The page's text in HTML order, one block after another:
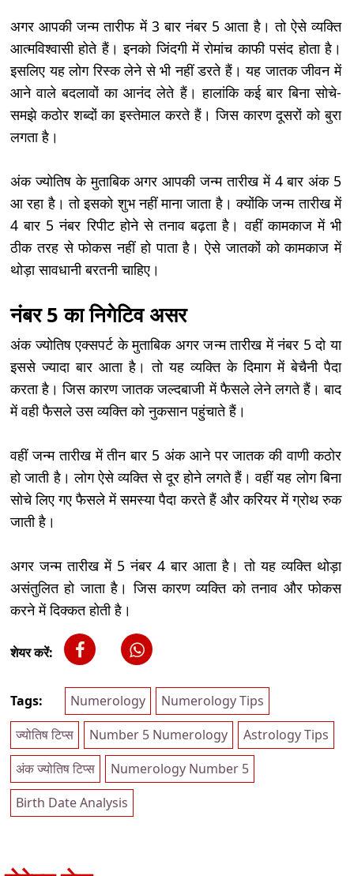
अगर आपकी जन्म तारीफ में 3 बार नंबर 5 आता है। तो ऐसे व्यक्ति
आत्मविश्वासी होते हैं। इनको जिंदगी में रोमांच काफी पसंद होता है।
इसलिए यह लोग रिस्क लेने से भी नहीं डरते हैं। यह जातक जीवन में
आने वाले बदलावों का आनंद लेते हैं। हालांकि कई बार बिना सोचे-
समझे कठोर शब्दों का इस्तेमाल करते हैं। जिस कारण दूसरों को बुरा
लगता है।
अंक ज्योतिष के मुताबिक अगर आपकी जन्म तारीख में 4 बार अंक 5
आ रहा है। तो इसको शुभ नहीं माना जाता है। क्योंकि जन्म तारीख में
4 बार 5 नंबर रिपीट होने से तनाव बढ़ता है। वहीं कामकाज में भी
ठीक तरह से फोकस नहीं हो पाता है। ऐसे जातकों को कामकाज में
थोड़ा सावधानी बरतनी चाहिए।
नंबर 5 का निगेटिव असर
अंक ज्योतिष एक्सपर्ट के मुताबिक अगर जन्म तारीख में नंबर 5 दो या
इससे ज्यादा बार आता है। तो यह व्यक्ति के दिमाग में बेचैनी पैदा
करता है। जिस कारण जातक जल्दबाजी में फैसले लेने लगते हैं। बाद
में वही फैसले उस व्यक्ति को नुकसान पहुंचाते हैं।
वहीं जन्म तारीख में तीन बार 5 अंक आने पर जातक की वाणी कठोर
हो जाती है। लोग ऐसे व्यक्ति से दूर होने लगते हैं। वहीं यह लोग बिना
सोचे लिए गए फैसले में समस्या पैदा करते हैं और करियर में ग्रोथ रुक
जाती है।
अगर जन्म तारीख में 5 नंबर 4 बार आता है। तो यह व्यक्ति थोड़ा
असंतुलित हो जाता है। जिस कारण व्यक्ति को तनाव और फोकस
करने में दिक्कत होती है।
शेयर करें:
Tags: Numerology
Numerology Tips
ज्योतिष टिप्स
Number 5 Numerology
Astrology Tips
अंक ज्योतिष टिप्स
Numerology Number 5
Birth Date Analysis